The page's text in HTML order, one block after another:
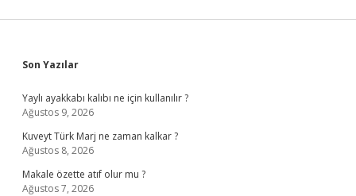
Bağ
Sidebar
Son Yazılar
Yaylı ayakkabı kalıbı ne için kullanılır ?
Ağustos 9, 2026
Kuveyt Türk Marj ne zaman kalkar ?
Ağustos 8, 2026
Makale özette atıf olur mu ?
Ağustos 7, 2026